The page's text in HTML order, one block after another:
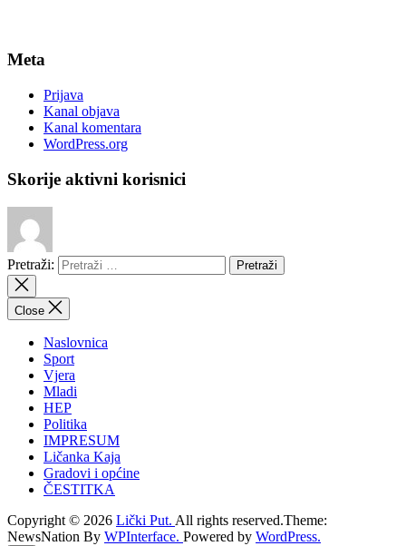
Meta
Prijava
Kanal objava
Kanal komentara
WordPress.org
Skorije aktivni korisnici
Pretraži:
Close
Naslovnica
Sport
Vjera
Mladi
HEP
Politika
IMPRESUM
Ličanka Kaja
Gradovi i općine
ČESTITKA
Copyright © 2026 Lički Put. All rights reserved.Theme:
NewsNation By WPInterface. Powered by WordPress.